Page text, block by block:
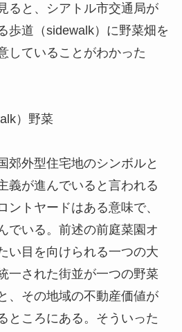
ると、シアトル市交通局が
歩道（sidewalk）に野菜畑を
していることがわかった
）野菜
郊外型住宅地のシンボルと
義が進んでいると言われる
ントヤードはある意味で、
でいる。前述の前庭菜園オ
い目を向けられる一つの大
一された街並が一つの野菜
、その地域の不動産価値が
ところにある。そういった